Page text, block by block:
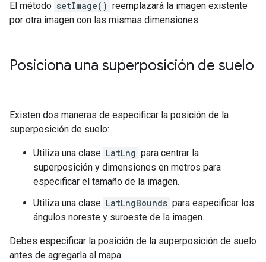
El método setImage() reemplazará la imagen existente
por otra imagen con las mismas dimensiones.
Posiciona una superposición de suelo
Existen dos maneras de especificar la posición de la
superposición de suelo:
Utiliza una clase LatLng para centrar la
superposición y dimensiones en metros para
especificar el tamaño de la imagen.
Utiliza una clase LatLngBounds para especificar los
ángulos noreste y suroeste de la imagen.
Debes especificar la posición de la superposición de suelo
antes de agregarla al mapa.